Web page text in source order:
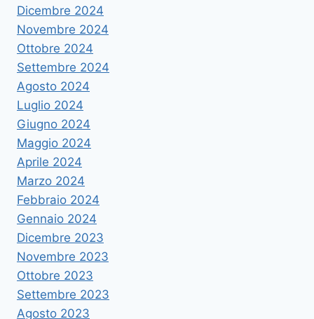
Dicembre 2024
Novembre 2024
Ottobre 2024
Settembre 2024
Agosto 2024
Luglio 2024
Giugno 2024
Maggio 2024
Aprile 2024
Marzo 2024
Febbraio 2024
Gennaio 2024
Dicembre 2023
Novembre 2023
Ottobre 2023
Settembre 2023
Agosto 2023